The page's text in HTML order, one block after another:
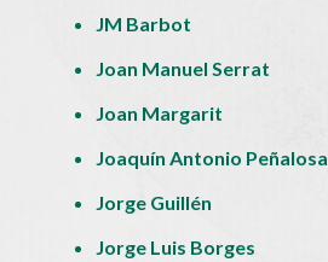
JM Barbot
Joan Manuel Serrat
Joan Margarit
Joaquín Antonio Peñalosa
Jorge Guillén
Jorge Luis Borges